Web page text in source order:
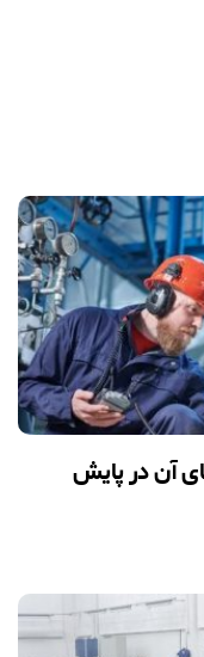
آن در پایش